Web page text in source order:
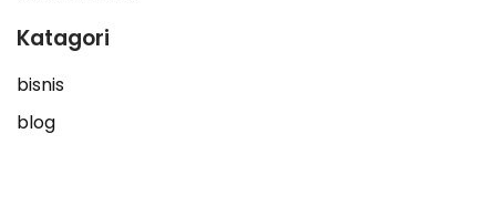
Katagori
bisnis
blog